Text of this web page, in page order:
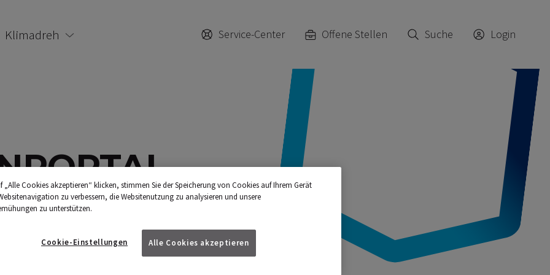
Klimadreh Service-Center Offene Stellen Suche Login
haben Sie Ihre Verträge, Ihren
im Blick. Registrieren Sie sich
rund um die Uhr
„Alle Cookies akzeptieren“ klicken, stimmen Sie der Speicherung von Cookies auf Ihrem Gerät
zu verbessern, die Websitenutzung zu analysieren und unsere
zu unterstützen.
Alle Cookies akzeptieren
Cookie-Einstellungen